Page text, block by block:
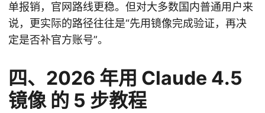
单报销，官网路线更稳。但对大多数国内普通用户来
说，更实际的路径往往是“先用镜像完成验证，再决
定是否补官方账号”。
四、2026 年用 Claude 4.5
镜像 的 5 步教程